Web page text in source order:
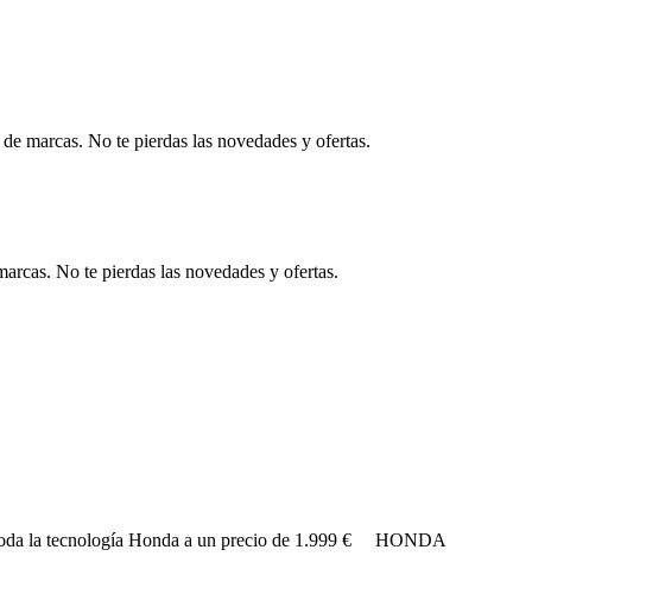
marcas. No te pierdas las novedades y ofertas.
No te pierdas las novedades y ofertas.
la tecnología Honda a un precio de 1.999 € HONDA